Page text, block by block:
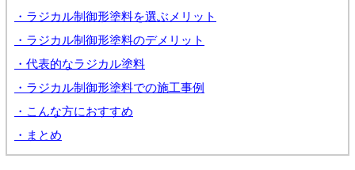
・ラジカル制御形塗料を選ぶメリット
・ラジカル制御形塗料のデメリット
・代表的なラジカル塗料
・ラジカル制御形塗料での施工事例
・こんな方におすすめ
・まとめ